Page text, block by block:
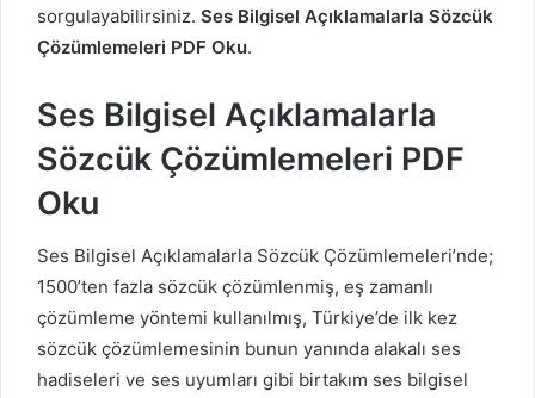
sorgulayabilirsiniz. Ses Bilgisel Açıklamalarla Sözcük
Çözümlemeleri PDF Oku.
Ses Bilgisel Açıklamalarla
Sözcük Çözümlemeleri PDF
Oku
Ses Bilgisel Açıklamalarla Sözcük Çözümlemeleri’nde;
1500’ten fazla sözcük çözümlenmiş, eş zamanlı
çözümleme yöntemi kullanılmış, Türkiye’de ilk kez
sözcük çözümlemesinin bunun yanında alakalı ses
hadiseleri ve ses uyumları gibi birtakım ses bilgisel